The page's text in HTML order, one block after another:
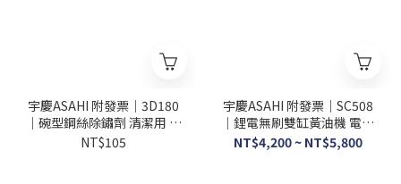
宇慶ASAHI 附發票｜3D180
｜碗型鋼絲除鏽劑 清潔用 除
銹輪地面去苔蘚
NT$105
宇慶ASAHI 附發票｜SC508
｜鋰電無刷雙缸黃油機 電動
黃油機 21V 充電式黃油機 黃
NT$4,200 ~ NT$5,800